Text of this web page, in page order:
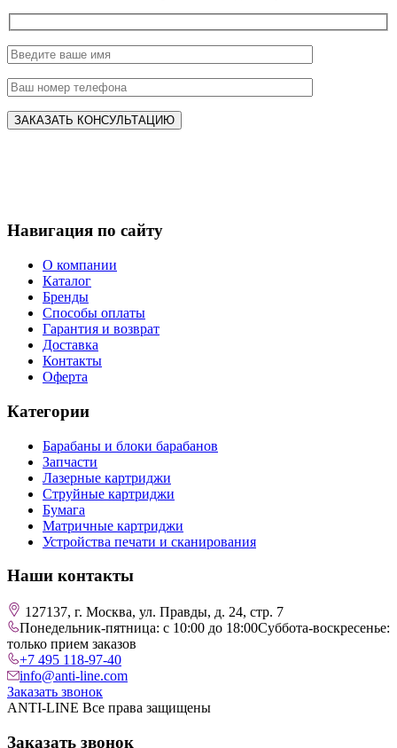
Навигация по сайту
О компании
Каталог
Бренды
Способы оплаты
Гарантия и возврат
Доставка
Контакты
Оферта
Категории
Барабаны и блоки барабанов
Запчасти
Лазерные картриджи
Струйные картриджи
Бумага
Матричные картриджи
Устройства печати и сканирования
Наши контакты
127137, г. Москва, ул. Правды, д. 24, стр. 7
Понедельник-пятница: с 10:00 до 18:00Суббота-воскресенье:
только прием заказов
+7 495 118-97-40
info@anti-line.com
Заказать звонок
ANTI-LINE Все права защищены
Заказать звонок